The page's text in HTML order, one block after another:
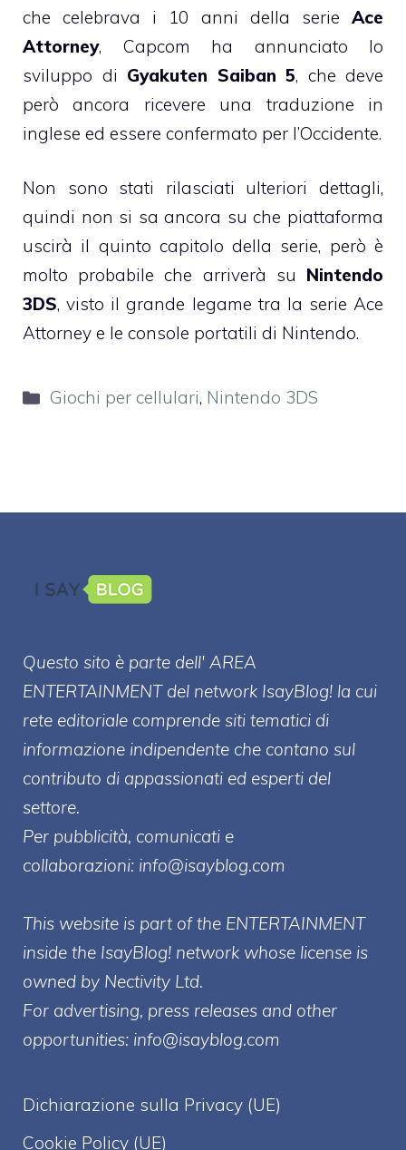
che celebrava i 10 anni della serie Ace
Attorney, Capcom ha annunciato lo
sviluppo di Gyakuten Saiban 5, che deve
però ancora ricevere una traduzione in
inglese ed essere confermato per l’Occidente.
Non sono stati rilasciati ulteriori dettagli,
quindi non si sa ancora su che piattaforma
uscirà il quinto capitolo della serie, però è
molto probabile che arriverà su Nintendo
3DS, visto il grande legame tra la serie Ace
Attorney e le console portatili di Nintendo.
Categorie
Giochi per cellulari, Nintendo 3DS
Questo sito è parte dell' AREA
ENTERTAINMENT del network IsayBlog! la cui
rete editoriale comprende siti tematici di
informazione indipendente che contano sul
contributo di appassionati ed esperti del
settore.
Per pubblicità, comunicati e
collaborazioni: info@isayblog.com
This website is part of the ENTERTAINMENT
inside the IsayBlog! network whose license is
owned by Nectivity Ltd.
For advertising, press releases and other
opportunities: info@isayblog.com
Dichiarazione sulla Privacy (UE)
Cookie Policy (UE)